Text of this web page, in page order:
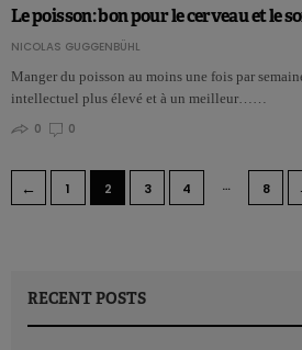
Le poisson: bon pour le cerveau et le
NICOLAS GUGGENBÜHL
Manger du poisson au moins une fois par
intellectuel plus élevé et à un meilleur……
0
0
← 1 2 3 4 … 8
RECENT POSTS